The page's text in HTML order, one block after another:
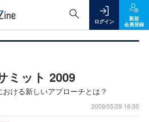
ログイン
新規
会員登録
ミット 2009
ける新しいアプローチとは？
2009/05/29 16:30